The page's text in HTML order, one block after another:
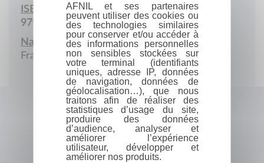
ISBN :
979-10-415-0414-5
Nationalité :
France
AFNIL et ses partenaires
peuvent utiliser des cookies ou
des technologies similaires
pour conserver et/ou accéder à
des informations personnelles
non sensibles stockées sur
votre terminal (identifiants
uniques, adresse IP, données
de navigation, données de
géolocalisation…), que nous
traitons afin de réaliser des
statistiques d’usage du site,
produire des données
d’audience, analyser et
améliorer l’expérience
utilisateur, développer et
améliorer nos produits.